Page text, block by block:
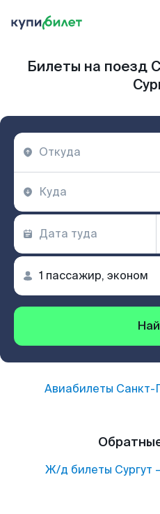
Билеты на поезд
Авиабилеты Санкт-
Ж/д билеты Сургут